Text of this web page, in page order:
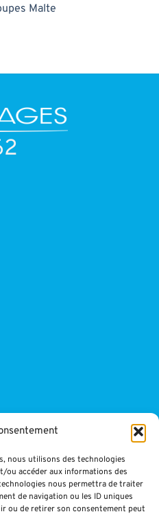
nous utilisons des technologies
ou accéder aux informations des
nous permettra de traiter
de navigation ou les ID uniques
ou de retirer son consentement peut
Malte